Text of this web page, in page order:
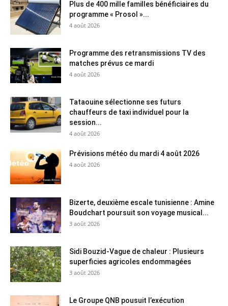
Plus de 400 mille familles bénéficiaires du
programme « Prosol »...
4 août 2026
Programme des retransmissions TV des
matches prévus ce mardi
4 août 2026
Tataouine sélectionne ses futurs
chauffeurs de taxi individuel pour la
session...
4 août 2026
Prévisions météo du mardi 4 août 2026
4 août 2026
Bizerte, deuxième escale tunisienne : Amine
Boudchart poursuit son voyage musical...
3 août 2026
Sidi Bouzid-Vague de chaleur : Plusieurs
superficies agricoles endommagées
3 août 2026
Le Groupe QNB pousuit l’exécution